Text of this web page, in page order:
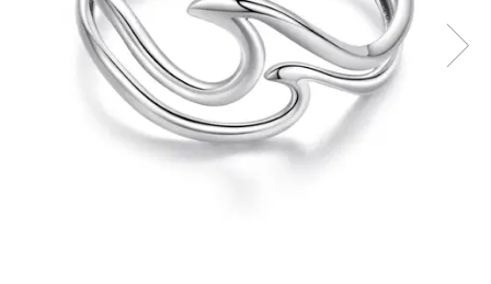
semipretioase
Bijuterii argint placat cu aur
Bijuterii argint cu diverse
Bijuterii argint cu murano
Bijuterii de Lux
Bijuterii gotice si rock
Bijuterii Handmade
Bijuterii fantezie
Casete si cutii de bijuterii